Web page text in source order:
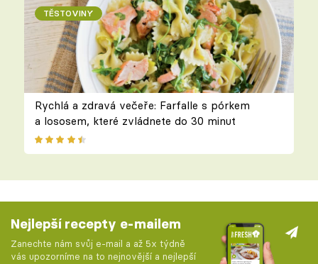
TĚSTOVINY
Rychlá a zdravá večeře: Farfalle s pórkem
a lososem, které zvládnete do 30 minut
Nejlepší recepty e-mailem
Zanechte nám svůj e-mail a až 5x týdně
vás upozorníme na to nejnovější a nejlepší